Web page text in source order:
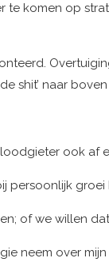
komen op
shit’ naar
ook af
of we willen
neem over